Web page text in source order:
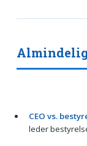
CEO vs.
leder